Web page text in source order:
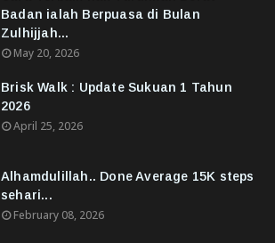
Badan ialah Berpuasa di Bulan
Zulhijjah...
May 20, 2026
Brisk Walk : Update Sukuan 1 Tahun
2026
April 25, 2026
Alhamdulillah.. Done Average 15K steps
sehari...
February 08, 2026